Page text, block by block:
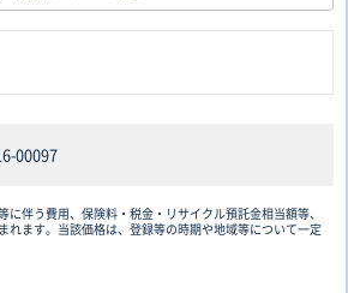
00097
伴う費用、保険料・税金・リサイクル預託金相当額等、
れます。当該価格は、登録等の時期や地域等について一定